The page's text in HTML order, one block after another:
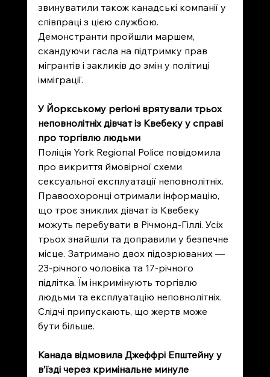
звинуватили також канадські компанії у
співпраці з цією службою.
Демонстранти пройшли маршем,
скандуючи гасла на підтримку прав
мігрантів і закликів до змін у політиці
імміграції.
У Йоркському регіоні врятували трьох
неповнолітніх дівчат із Квебеку у справі
про торгівлю людьми
Поліція York Regional Police повідомила
про викриття ймовірної схеми
сексуальної експлуатації неповнолітніх.
Правоохоронці отримали інформацію,
що троє зниклих дівчат із Квебеку
можуть перебувати в Річмонд-Гіллі. Усіх
трьох знайшли та доправили у безпечне
місце. Затримано двох підозрюваних —
23-річного чоловіка та 17-річного
підлітка. Їм інкримінують торгівлю
людьми та експлуатацію неповнолітніх.
Слідчі припускають, що жертв може
бути більше.
Канада відмовила Джеффрі Епштейну у
в’їзді через кримінальне минуле